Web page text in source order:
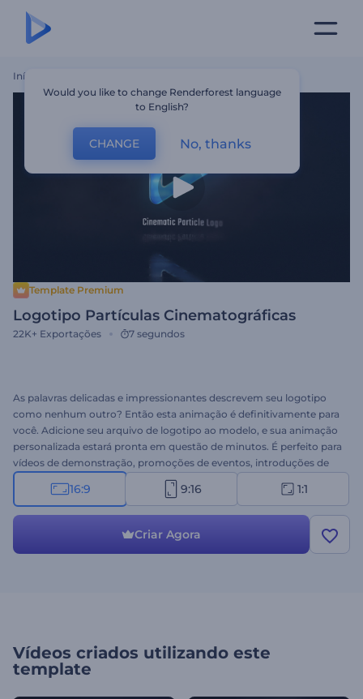
Início
Template Premium
Logotipo Partículas Cinematográficas
22K+ Exportações 7 segundos
As palavras delicadas e impressionantes descrevem seu logotipo
como nenhum outro? Então esta animação é definitivamente para
você. Adicione seu arquivo de logotipo ao modelo, e sua animação
personalizada estará pronta em questão de minutos. É perfeito para
vídeos de demonstração, promoções de eventos, introduções de
apresentações e muito mais. Dê aos seus vídeos um toque final
com o Logotipo Revelador Partículas Cinematográficas.
16:9 9:16 1:1
Criar Agora
Vídeos criados utilizando este
template
Would you like to change Renderforest language
to English?
CHANGE No, thanks